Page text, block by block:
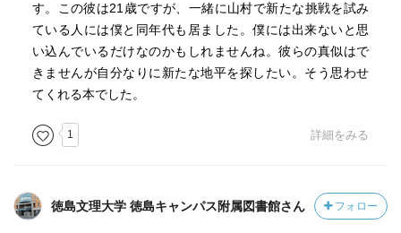
す。この彼は21歳ですが、一緒に山村で新たな挑戦を試み
ている人には僕と同年代も居ました。僕には出来ないと思
い込んでいるだけなのかもしれませんね。彼らの真似はで
きませんが自分なりに新たな地平を探したい。そう思わせ
てくれる本でした。
1 詳細をみる
徳島文理大学 徳島キャンパス附属図書館さん フォロー